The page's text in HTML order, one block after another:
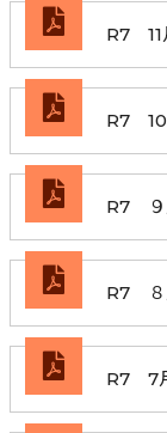
R7 11
R7 10
R7 ９
R7 ８
R7 7